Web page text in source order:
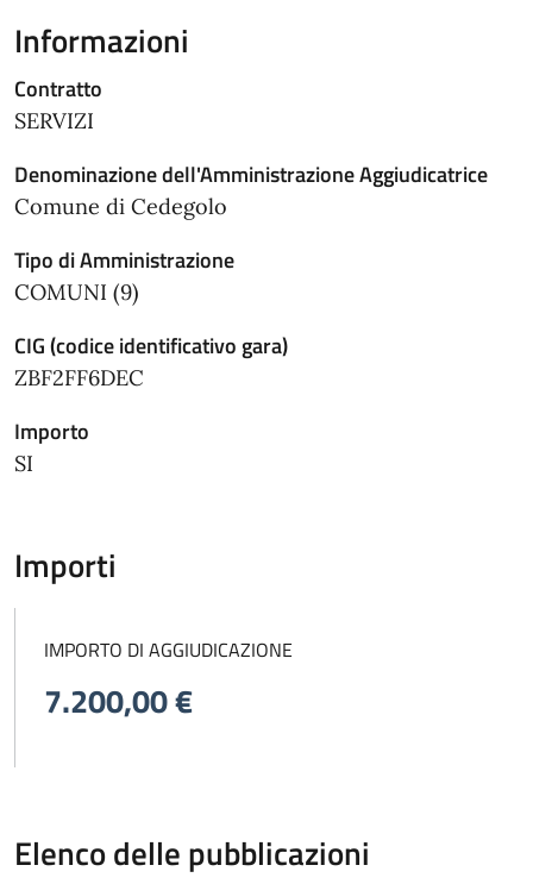
Informazioni
Contratto
SERVIZI
Denominazione dell'Amministrazione Aggiudicatrice
Comune di Cedegolo
Tipo di Amministrazione
COMUNI (9)
CIG (codice identificativo gara)
ZBF2FF6DEC
Importo
SI
Importi
IMPORTO DI AGGIUDICAZIONE
7.200,00 €
Elenco delle pubblicazioni